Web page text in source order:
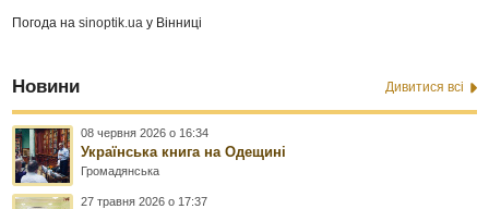
Погода наsinoptik.ua у Вінниці
Новини Дивитися всі
08 червня 2026 о 16:34
Українська книга на Одещині
Громадянська
27 травня 2026 о 17:37